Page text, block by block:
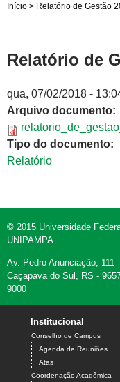
Início > Relatório de Gestão
Relatório de
qua, 07/02/2018 -
Arquivo documento:
Tipo do documento:
Relatório
© 2015 Universidade
UNIPAMPA
Av. Pedro Anunciação, 111
Caçapava do Sul, RS -
9000
Institucional
Conselho de Campus
Agenda de Reuniões
Atas
Coordenação Acadêmica